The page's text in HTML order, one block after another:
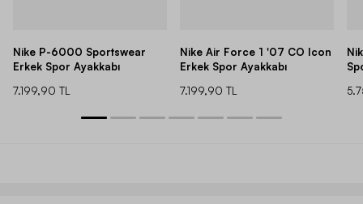
Nike P-6000 Sportswear
Erkek Spor Ayakkabı
7.199,90 TL
Nike Air Force 1 '07 CO Icon
Erkek Spor Ayakkabı
7.199,90 TL